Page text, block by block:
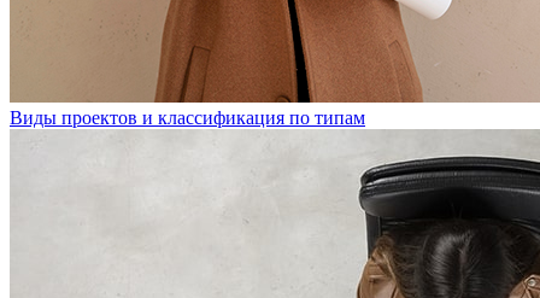
Виды проектов и классификация по типам